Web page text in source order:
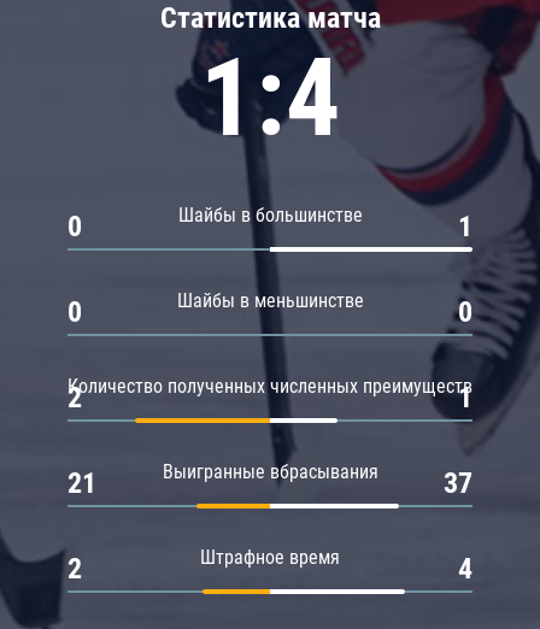
Статистика матча
1:4
Шайбы в большинстве
0 1
Шайбы в меньшинстве
0 0
Количество полученных численных преимуществ
2 1
Выигранные вбрасывания
21 37
Штрафное время
2 4